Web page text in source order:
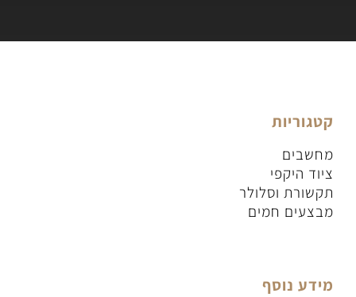
קטגוריות
מחשבים
ציוד היקפי
תקשורת וסלולר
מבצעים חמים
מידע נוסף